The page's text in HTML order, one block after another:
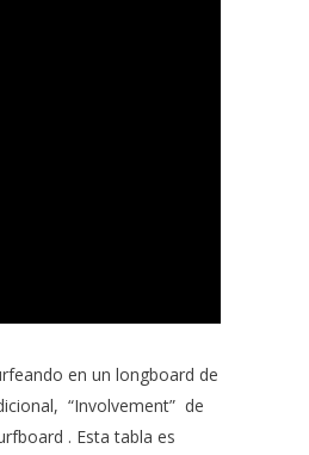
en un longboard de
“Involvement” de
. Esta tabla es